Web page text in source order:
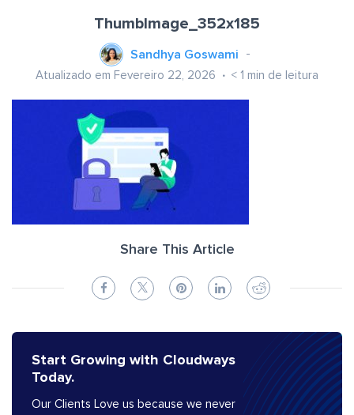
ThumbImage_352x185
Sandhya Goswami
Atualizado em Fevereiro 22, 2026 < 1 min de leitura
Share This Article
Start Growing with Cloudways
Today.
Our Clients Love us because we never